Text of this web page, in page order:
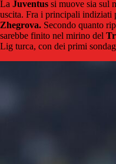
La Juventus si muove sia sul
uscita. Fra i principali indiziati
Zhegrova. Secondo quanto
sarebbe finito nel mirino del
Lig turca, con dei primi